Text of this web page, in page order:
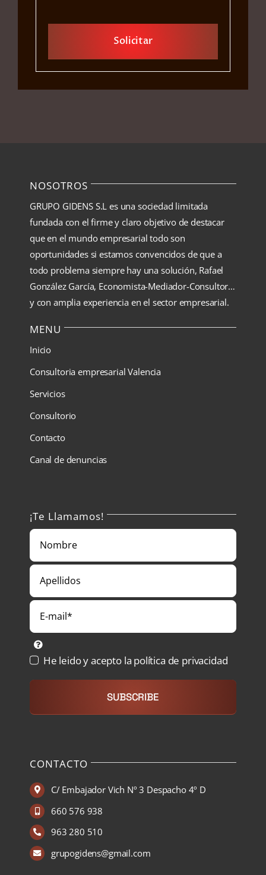
Solicitar
NOSOTROS
GRUPO GIDENS S.L es una sociedad limitada
fundada con el firme y claro objetivo de destacar
que en el mundo empresarial todo son
oportunidades si estamos convencidos de que a
todo problema siempre hay una solución, Rafael
González García, Economista-Mediador-Consultor…
y con amplia experiencia en el sector empresarial.
MENU
Inicio
Consultoria empresarial Valencia
Servicios
Consultorio
Contacto
Canal de denuncias
¡Te Llamamos!
He leido y acepto la política de privacidad
SUBSCRIBE
CONTACTO
C/ Embajador Vich Nº 3 Despacho 4º D
660 576 938
963 280 510
grupogidens@gmail.com